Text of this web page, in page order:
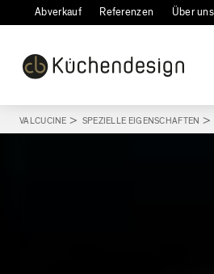
Abverkauf Referenzen Über uns
VALCUCINE > SPEZIELLE EIGENSCHAFTEN